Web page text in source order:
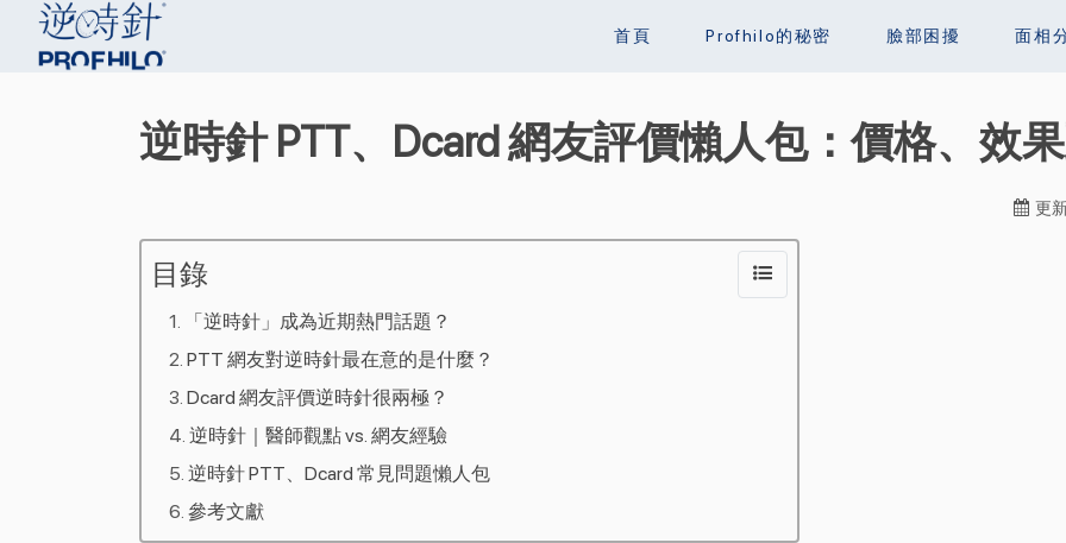
首頁 Profhilo的秘密 臉部困擾 面相
逆時針 PTT、Dcard 網友評價懶人包：價格、效
更
目錄
「逆時針」成為近期熱門話題？
PTT 網友對逆時針最在意的是什麼？
Dcard 網友評價逆時針很兩極？
逆時針｜醫師觀點 vs. 網友經驗
逆時針 PTT、Dcard 常見問題懶人包
參考文獻